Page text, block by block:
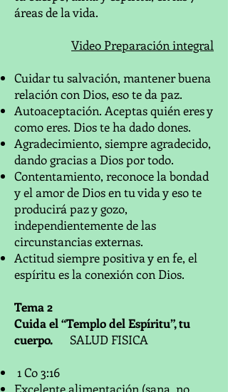
áreas de la vida.
Video Preparación integral
Cuidar tu salvación, mantener buena
relación con Dios, eso te da paz.
Autoaceptación. Aceptas quién eres y
como eres. Dios te ha dado dones.
Agradecimiento, siempre agradecido,
dando gracias a Dios por todo.
Contentamiento, reconoce la bondad
y el amor de Dios en tu vida y eso te
producirá paz y gozo,
independientemente de las
circunstancias externas.
Actitud siempre positiva y en fe, el
espíritu es la conexión con Dios.
Tema 2
Cuida el “Templo del Espíritu”, tu
cuerpo.
SALUD FISICA
1 Co 3:16
Excelente alimentación (sana, no